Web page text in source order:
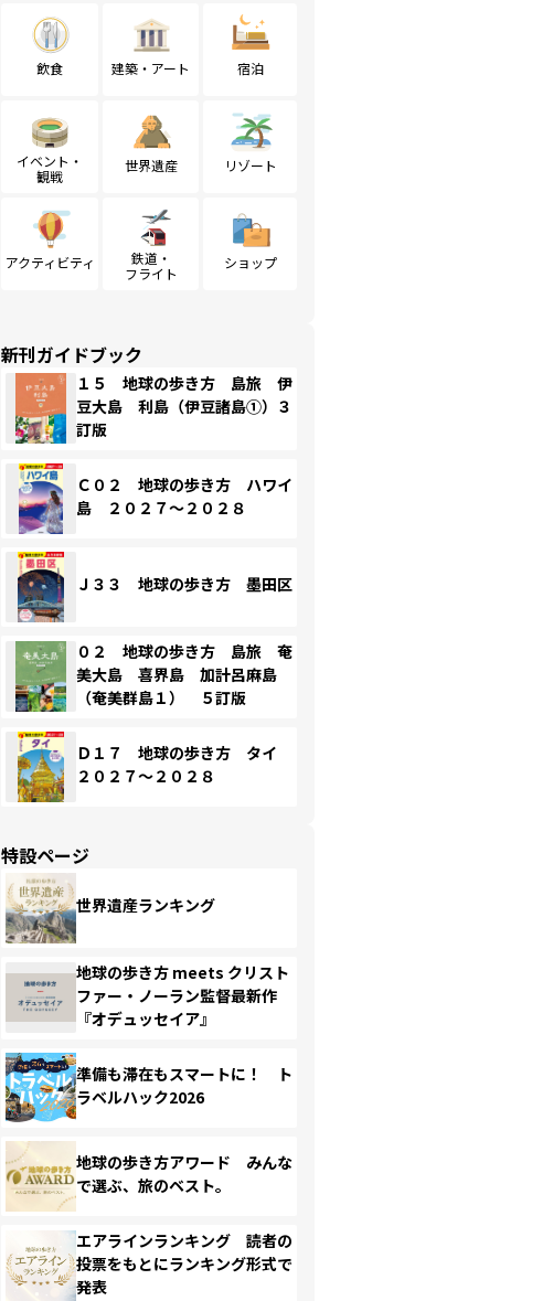
飲食 建築・アート 宿泊
イベント・
観戦
世界遺産 リゾート
アクティビティ
鉄道・
フライト
ショップ
新刊ガイドブック
１５ 地球の歩き方 島旅 伊
豆大島 利島（伊豆諸島①）３
訂版
Ｃ０２ 地球の歩き方 ハワイ
島 ２０２７～２０２８
Ｊ３３ 地球の歩き方 墨田区
０２ 地球の歩き方 島旅 奄
美大島 喜界島 加計呂麻島
（奄美群島１） ５訂版
Ｄ１７ 地球の歩き方 タイ
２０２７～２０２８
特設ページ
世界遺産ランキング
地球の歩き方 meets クリスト
ファー・ノーラン監督最新作
『オデュッセイア』
準備も滞在もスマートに！ ト
ラベルハック2026
地球の歩き方アワード みんな
で選ぶ、旅のベスト。
エアラインランキング 読者の
投票をもとにランキング形式で
発表